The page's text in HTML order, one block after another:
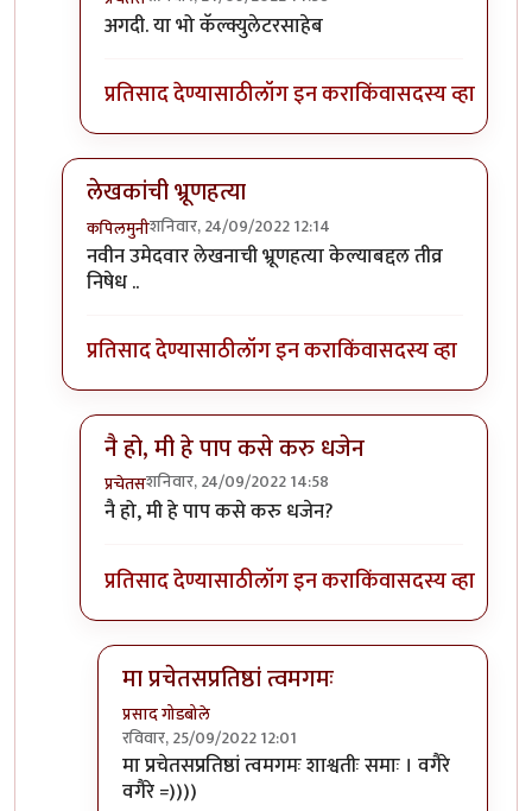
In reply toकंसातले शीर्षक बघुन हा विडंबनात्मक धागा
अगदी. या भो कॅल्क्युलेटरसाहेब
प्रतिसाद देण्यासाठीलॉग इन कराकिंवासदस्य व्हा
लेखकांची भ्रूणहत्या
कपिलमुनीशनिवार, 24/09/2022 12:14
In reply toहा धागा म्हणजे कॅलक्युलेटरbyप्रचेतस
नवीन उमेदवार लेखनाची भ्रूणहत्या केल्याबद्दल तीव्र
निषेध ..
प्रतिसाद देण्यासाठीलॉग इन कराकिंवासदस्य व्हा
नै हो, मी हे पाप कसे करु धजेन
प्रचेतसशनिवार, 24/09/2022 14:58
In reply toलेखकांची भ्रूणहत्याby
नै हो, मी हे पाप कसे करु धजेन?
प्रतिसाद देण्यासाठीलॉग इन कराकिंवासदस्य व्हा
मा प्रचेतसप्रतिष्ठां त्वमगमः
प्रसाद गोडबोले
रविवार, 25/09/2022 12:01
In reply toनै हो, मी हे पाप कसे करु धजेनby
मा प्रचेतसप्रतिष्ठां त्वमगमः शाश्वतीः समाः । वगैरे
वगैरे =))))